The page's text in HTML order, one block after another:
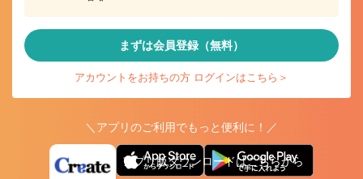
まずは会員登録（無料）
アカウントをお持ちの方 ログインはこちら＞
＼アプリのご利用でもっと便利に！／
アプリ版ダウンロードはこちらから